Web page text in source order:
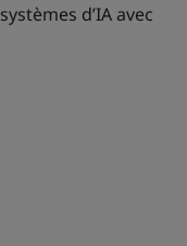
d’IA avec